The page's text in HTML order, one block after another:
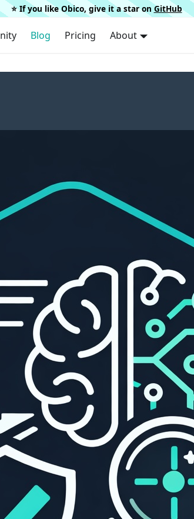
⭐️ If you like Obico, give it a star on GitHub
Blog Pricing About